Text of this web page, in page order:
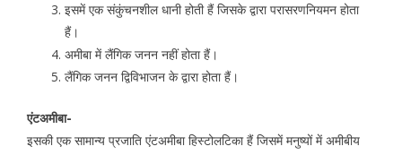
इसमें एक संकुंचनशील धानी होती हैं जिसके द्वारा परासरणनियमन होता
हैं।
अमीबा में लैंगिक जनन नहीं होता हैं।
लैंगिक जनन द्विविभाजन के द्वारा होता हैं।
एंटअमीबा-
इसकी एक सामान्य प्रजाति एंटअमीबा हिस्टोलटिका हैं जिसमें मनुष्यों में अमीबीय